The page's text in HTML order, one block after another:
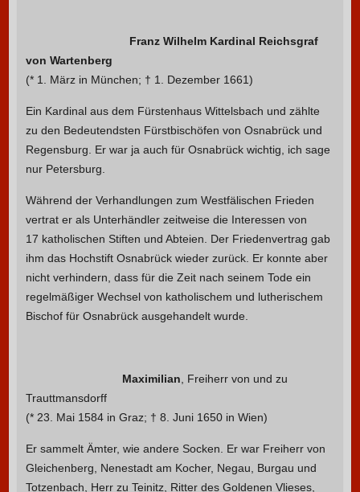
Franz Wilhelm Kardinal Reichsgraf
von Wartenberg
(* 1. März in München; † 1. Dezember 1661)
Ein Kardinal aus dem Fürstenhaus Wittelsbach und zählte
zu den Bedeutendsten Fürstbischöfen von Osnabrück und
Regensburg. Er war ja auch für Osnabrück wichtig, ich sage
nur Petersburg.
Während der Verhandlungen zum Westfälischen Frieden
vertrat er als Unterhändler zeitweise die Interessen von
17 katholischen Stiften und Abteien. Der Friedenvertrag gab
ihm das Hochstift Osnabrück wieder zurück. Er konnte aber
nicht verhindern, dass für die Zeit nach seinem Tode ein
regelmäßiger Wechsel von katholischem und lutherischem
Bischof für Osnabrück ausgehandelt wurde.
Maximilian , Freiherr von und zu
Trauttmansdorff
(* 23. Mai 1584 in Graz; † 8. Juni 1650 in Wien)
Er sammelt Ämter, wie andere Socken. Er war Freiherr von
Gleichenberg, Nenestadt am Kocher, Negau, Burgau und
Totzenbach, Herr zu Teinitz, Ritter des Goldenen Vlieses,